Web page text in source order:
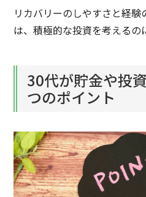
リカバリーのしやすさと経
は、積極的な投資を考えるの
30代が貯金や投
つのポイント